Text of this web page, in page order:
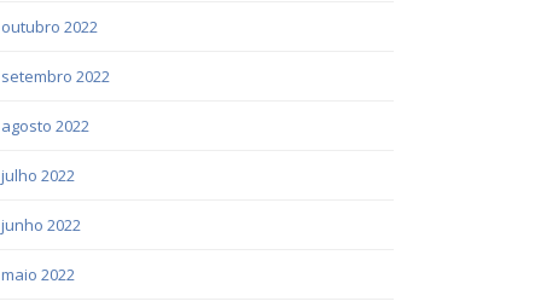
outubro 2022
setembro 2022
agosto 2022
julho 2022
junho 2022
maio 2022